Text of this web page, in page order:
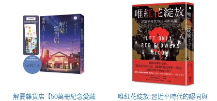
解憂雜貨店【50萬冊紀念愛藏
唯紅花綻放:習近平時代的認同與